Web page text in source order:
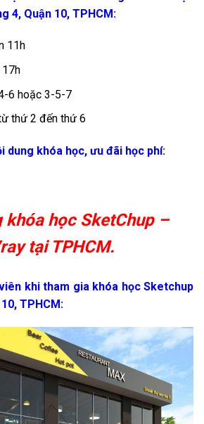
4, Quận 10, TPHCM:
11h
17h
6 hoặc 3-5-7
thứ 2 đến thứ 6
dung khóa học, ưu đãi học phí:
khóa học SketChup –
tại TPHCM.
khi tham gia khóa học Sketchup
TPHCM: